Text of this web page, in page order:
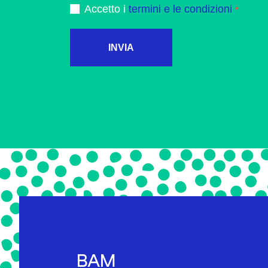
Accetto i termini e le condizioni
INVIA
BAM